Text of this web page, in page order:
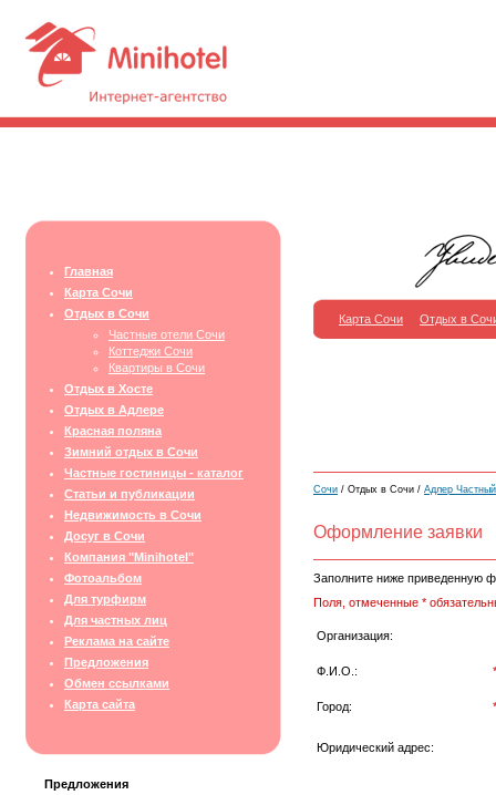
Главная
Карта Сочи
Отдых в Сочи
Частные отели Сочи
Коттеджи Сочи
Квартиры в Сочи
Отдых в Хосте
Отдых в Адлере
Красная поляна
Зимний отдых в Сочи
Частные гостиницы - каталог
Статьи и публикации
Недвижимость в Сочи
Досуг в Сочи
Компания "Minihotel"
Фотоальбом
Для турфирм
Для частных лиц
Реклама на сайте
Предложения
Обмен ссылками
Карта сайта
Предложения
Карта Сочи Отдых в
Сочи / Отдых в Сочи / Адлер
Оформление заявки
Заполните ниже приведенную
Поля, отмеченные *
Организация:
Ф.И.О.: *
Город: *
Юридический адрес: